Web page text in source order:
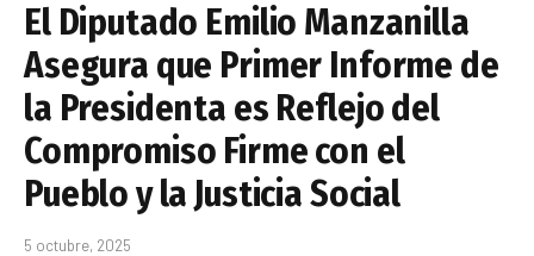
El Diputado Emilio Manzanilla
Asegura que Primer Informe de
la Presidenta es Reflejo del
Compromiso Firme con el
Pueblo y la Justicia Social
5 octubre, 2025